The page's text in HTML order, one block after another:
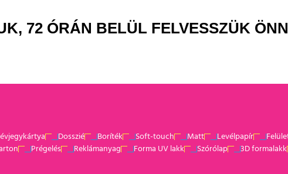
72 ÓRÁN BELÜL FELVESSZÜK
Dosszié Boríték Soft-touch Matt Levélpapír
Prégelés Reklámanyag Forma UV lakk Szórólap 3D formalakk